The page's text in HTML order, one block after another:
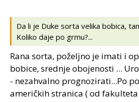
Da li je Duke sorta velika bobica,
Koliko daje po grmu?...
Rana sorta, poželjno je imati i
bobice, srednje obojenosti ...
- nezahvalno prognozirati...Po
američkih stranica ( od